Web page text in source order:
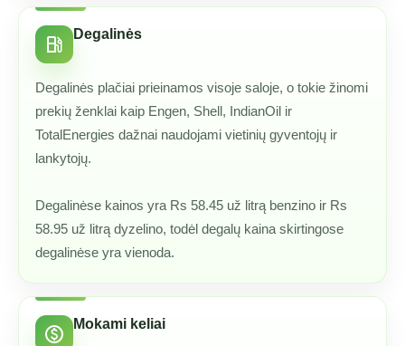
local_gas_station Degalinės
Degalinės plačiai prieinamos visoje saloje, o tokie žinomi
prekių ženklai kaip Engen, Shell, IndianOil ir
TotalEnergies dažnai naudojami vietinių gyventojų ir
lankytojų.
Degalinėse kainos yra Rs 58.45 už litrą benzino ir Rs
58.95 už litrą dyzelino, todėl degalų kaina skirtingose
degalinėse yra vienoda.
paid Mokami keliai